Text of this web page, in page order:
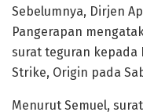
Sebelumnya, Dirjen
Pangerapan
surat teguran kepada
Strike, Origin pada
Menurut Semuel,